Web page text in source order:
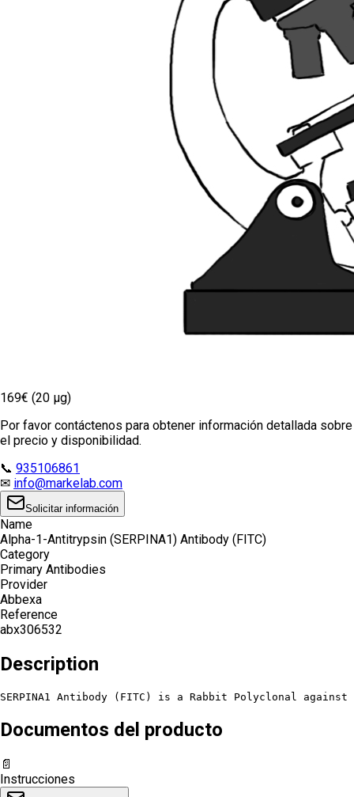
169€ (20 µg)
Por favor contáctenos para obtener información detallada sobre
el precio y disponibilidad.
📞 935106861
✉ info@markelab.com
Solicitar información
Name
Alpha-1-Antitrypsin (SERPINA1) Antibody (FITC)
Category
Primary Antibodies
Provider
Abbexa
Reference
abx306532
Description
SERPINA1 Antibody (FITC) is a Rabbit Polyclonal against
Documentos del producto
📄
Instrucciones